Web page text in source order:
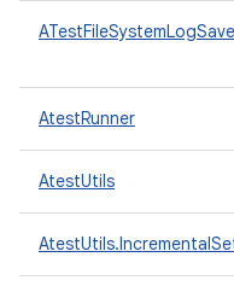
AtestRunner
AtestUtils